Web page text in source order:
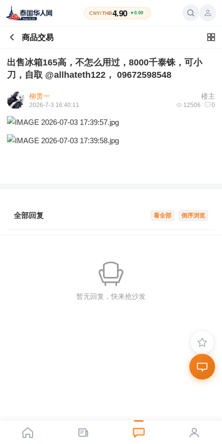
CNY/THB4.90 ▼0.00
商品交易
出售冰箱165高，不怎么用过，8000千泰铢，可小
刀，自取 @allhateth122， 09672598548
楼主
柳贯一
12506 0
2026-7-3 16:40:11
倒序浏览
看全部
全部回复
暂无回复，快来抢沙发